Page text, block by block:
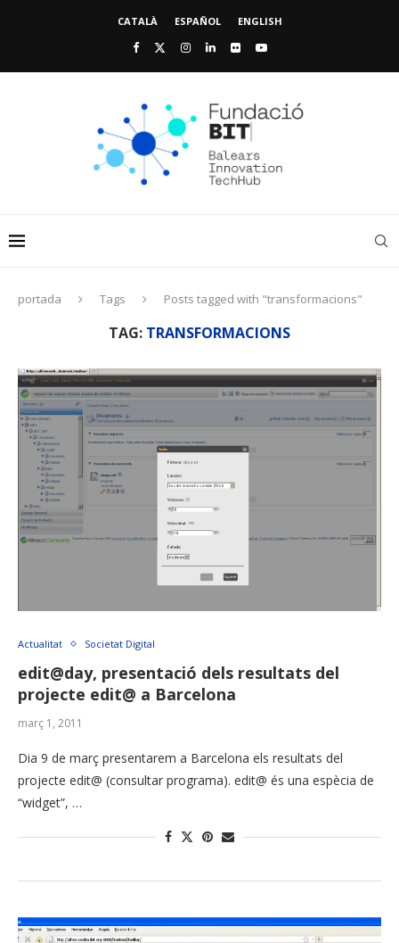
CATALÀ ESPAÑOL ENGLISH
portada Tags Posts tagged with "transformacions"
TAG: TRANSFORMACIONS
Actualitat Societat Digital
edit@day, presentació dels resultats del
projecte edit@ a Barcelona
març 1, 2011
Dia 9 de març presentarem a Barcelona els resultats del
projecte edit@ (consultar programa). edit@ és una espècia de
“widget”, …